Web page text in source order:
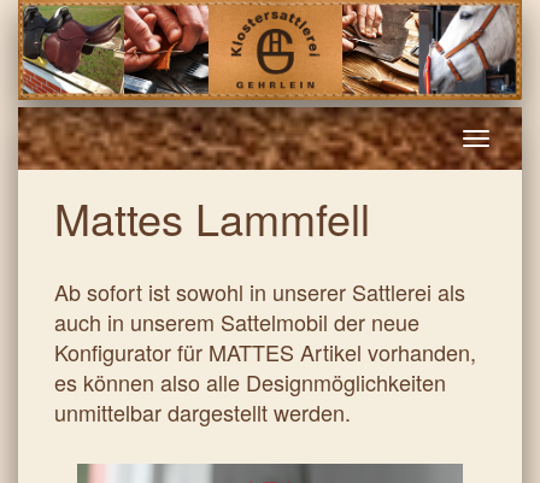
Toggle
Mattes Lammfell
Ab sofort ist sowohl in unserer Sattlerei als
auch in unserem Sattelmobil der neue
Konfigurator für MATTES Artikel vorhanden,
es können also alle Designmöglichkeiten
unmittelbar dargestellt werden.